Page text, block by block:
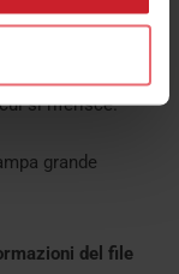
sul
si riferisce.
grande
del file